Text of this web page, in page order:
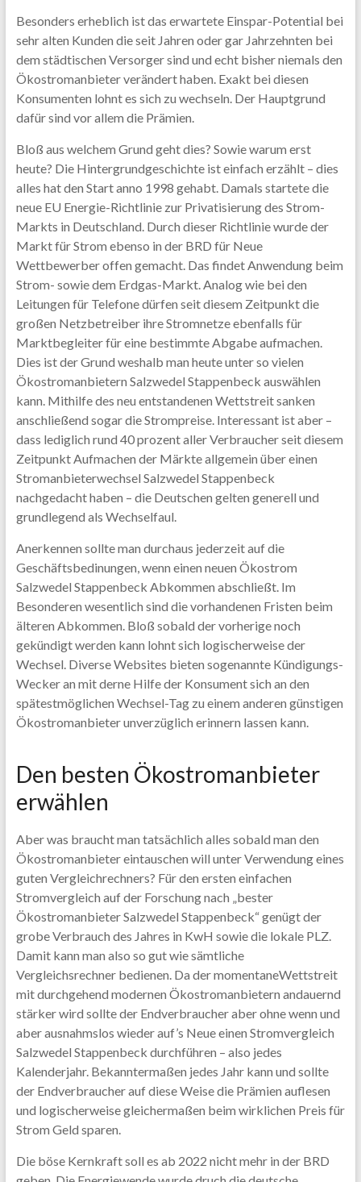
Besonders erheblich ist das erwartete Einspar-Potential bei
sehr alten Kunden die seit Jahren oder gar Jahrzehnten bei
dem städtischen Versorger sind und echt bisher niemals den
Ökostromanbieter verändert haben. Exakt bei diesen
Konsumenten lohnt es sich zu wechseln. Der Hauptgrund
dafür sind vor allem die Prämien.
Bloß aus welchem Grund geht dies? Sowie warum erst
heute? Die Hintergrundgeschichte ist einfach erzählt – dies
alles hat den Start anno 1998 gehabt. Damals startete die
neue EU Energie-Richtlinie zur Privatisierung des Strom-
Markts in Deutschland. Durch dieser Richtlinie wurde der
Markt für Strom ebenso in der BRD für Neue
Wettbewerber offen gemacht. Das findet Anwendung beim
Strom- sowie dem Erdgas-Markt. Analog wie bei den
Leitungen für Telefone dürfen seit diesem Zeitpunkt die
großen Netzbetreiber ihre Stromnetze ebenfalls für
Marktbegleiter für eine bestimmte Abgabe aufmachen.
Dies ist der Grund weshalb man heute unter so vielen
Ökostromanbietern Salzwedel Stappenbeck auswählen
kann. Mithilfe des neu entstandenen Wettstreit sanken
anschließend sogar die Strompreise. Interessant ist aber –
dass lediglich rund 40 prozent aller Verbraucher seit diesem
Zeitpunkt Aufmachen der Märkte allgemein über einen
Stromanbieterwechsel Salzwedel Stappenbeck
nachgedacht haben – die Deutschen gelten generell und
grundlegend als Wechselfaul.
Anerkennen sollte man durchaus jederzeit auf die
Geschäftsbedinungen, wenn einen neuen Ökostrom
Salzwedel Stappenbeck Abkommen abschließt. Im
Besonderen wesentlich sind die vorhandenen Fristen beim
älteren Abkommen. Bloß sobald der vorherige noch
gekündigt werden kann lohnt sich logischerweise der
Wechsel. Diverse Websites bieten sogenannte Kündigungs-
Wecker an mit derne Hilfe der Konsument sich an den
spätestmöglichen Wechsel-Tag zu einem anderen günstigen
Ökostromanbieter unverzüglich erinnern lassen kann.
Den besten Ökostromanbieter
erwählen
Aber was braucht man tatsächlich alles sobald man den
Ökostromanbieter eintauschen will unter Verwendung eines
guten Vergleichrechners? Für den ersten einfachen
Stromvergleich auf der Forschung nach „bester
Ökostromanbieter Salzwedel Stappenbeck“ genügt der
grobe Verbrauch des Jahres in KwH sowie die lokale PLZ.
Damit kann man also so gut wie sämtliche
Vergleichsrechner bedienen. Da der momentaneWettstreit
mit durchgehend modernen Ökostromanbietern andauernd
stärker wird sollte der Endverbraucher aber ohne wenn und
aber ausnahmslos wieder auf’s Neue einen Stromvergleich
Salzwedel Stappenbeck durchführen – also jedes
Kalenderjahr. Bekanntermaßen jedes Jahr kann und sollte
der Endverbraucher auf diese Weise die Prämien auflesen
und logischerweise gleichermaßen beim wirklichen Preis für
Strom Geld sparen.
Die böse Kernkraft soll es ab 2022 nicht mehr in der BRD